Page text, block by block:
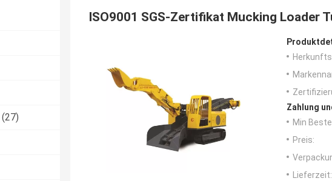
(27)
ISO9001 SGS-Zertifikat Mucking Loader
Zahlung
Min
Preis:
Lieferzeit: